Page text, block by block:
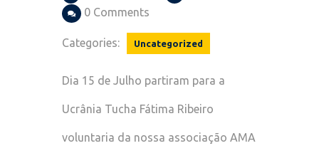
0 Comments
Categories: Uncategorized
Dia 15 de Julho partiram para a
Ucrânia Tucha Fátima Ribeiro
voluntaria da nossa associação AMA